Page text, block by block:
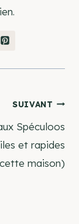
SUIVANT
Spéculoos
et rapides
maison)